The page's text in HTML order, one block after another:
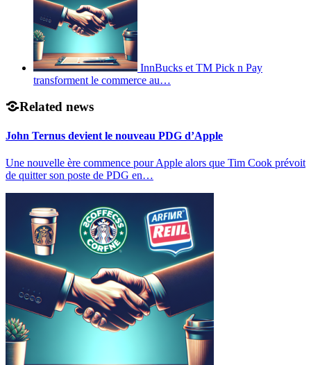
InnBucks et TM Pick n Pay
transforment le commerce au…
Related news
John Ternus devient le nouveau PDG d’Apple
Une nouvelle ère commence pour Apple alors que Tim Cook prévoit
de quitter son poste de PDG en…